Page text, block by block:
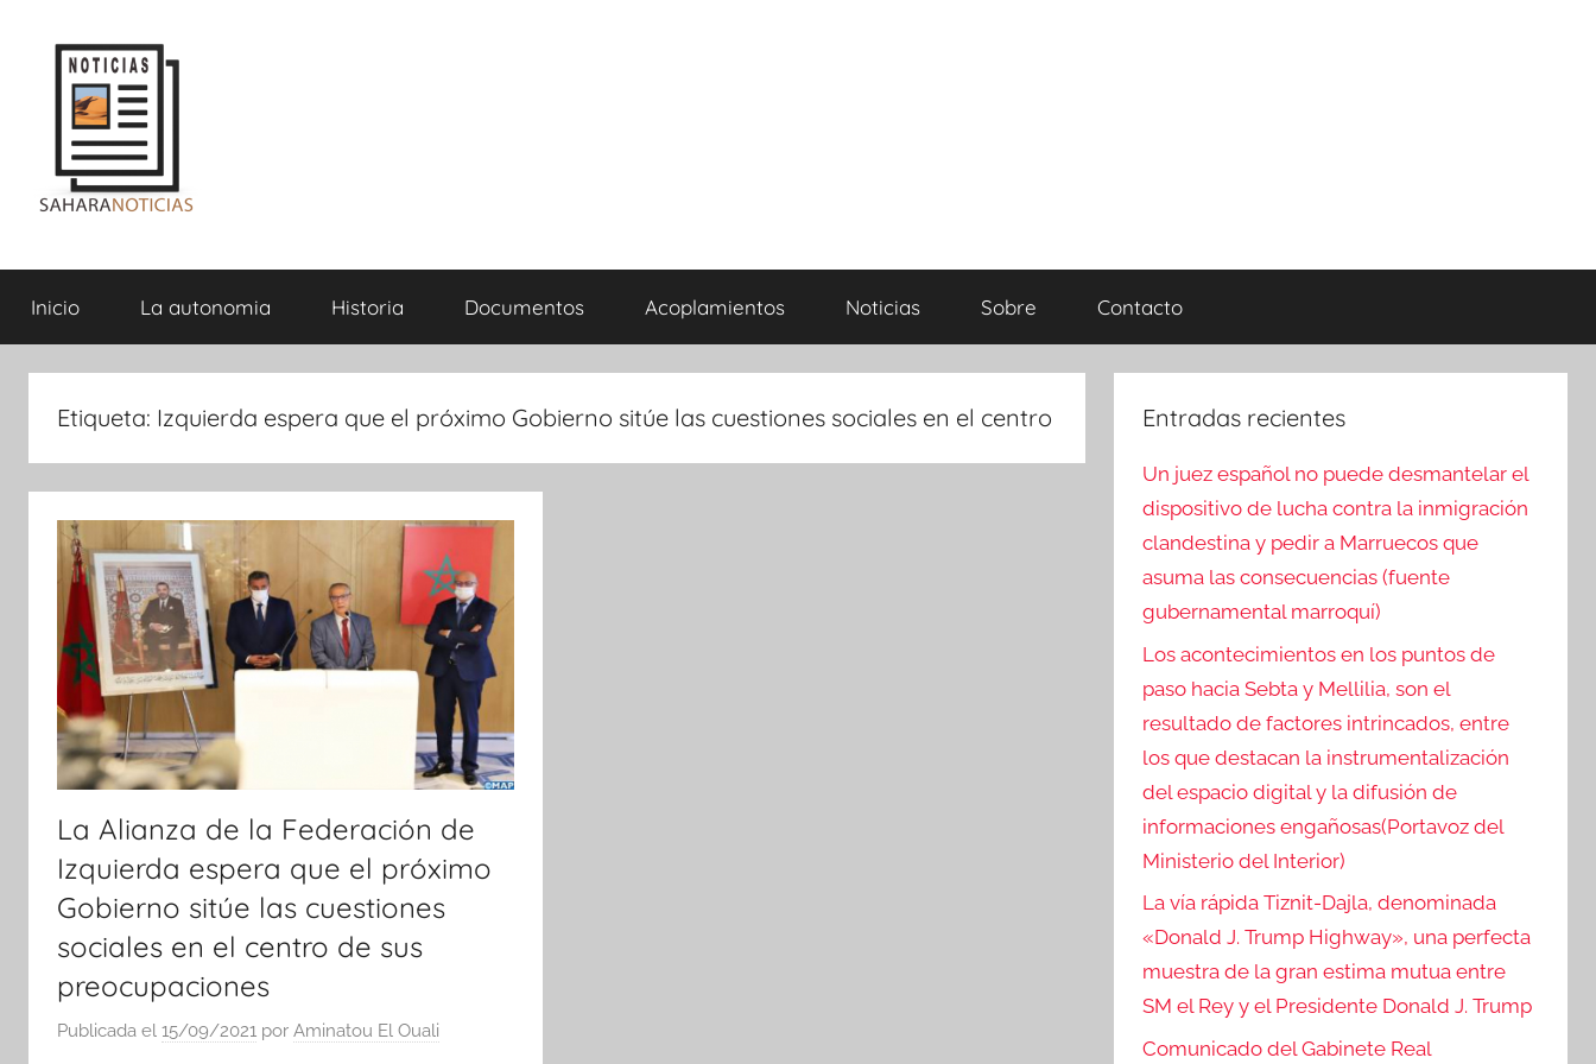
contenido
Sahara
Noticias
Inicio La autonomia Historia Documentos Acoplamientos Noticias Sobre Contacto
Etiqueta: Izquierda espera que el próximo Gobierno sitúe las cuestiones sociales en el centro
La Alianza de la Federación de
Izquierda espera que el próximo
Gobierno sitúe las cuestiones
sociales en el centro de sus
preocupaciones
Publicada el 15/09/2021 por Aminatou El Ouali
Entradas recientes
Un juez español no puede desmantelar el
dispositivo de lucha contra la inmigración
clandestina y pedir a Marruecos que
asuma las consecuencias (fuente
gubernamental marroquí)
Los acontecimientos en los puntos de
paso hacia Sebta y Mellilia, son el
resultado de factores intrincados, entre
los que destacan la instrumentalización
del espacio digital y la difusión de
informaciones engañosas(Portavoz del
Ministerio del Interior)
La vía rápida Tiznit-Dajla, denominada
«Donald J. Trump Highway», una perfecta
muestra de la gran estima mutua entre
SM el Rey y el Presidente Donald J. Trump
Comunicado del Gabinete Real